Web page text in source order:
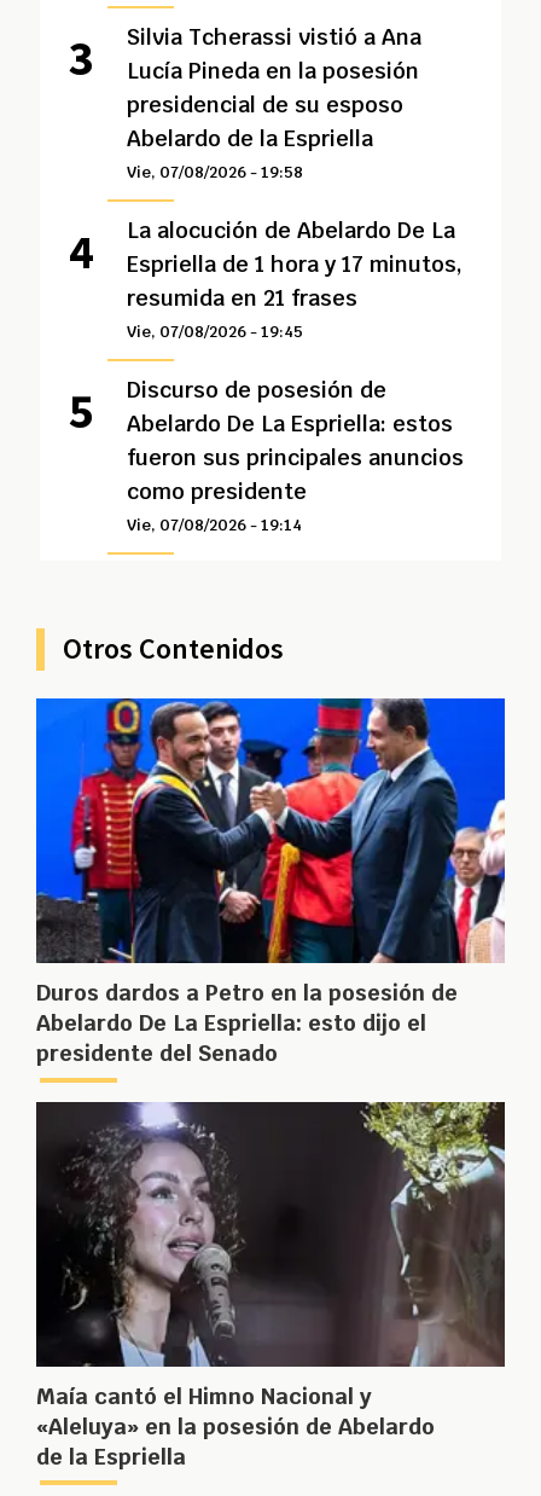
Silvia Tcherassi vistió a Ana
Lucía Pineda en la posesión
presidencial de su esposo
Abelardo de la Espriella
Vie, 07/08/2026 - 19:58
La alocución de Abelardo De La
Espriella de 1 hora y 17 minutos,
resumida en 21 frases
Vie, 07/08/2026 - 19:45
Discurso de posesión de
Abelardo De La Espriella: estos
fueron sus principales anuncios
como presidente
Vie, 07/08/2026 - 19:14
Otros Contenidos
Duros dardos a Petro en la posesión de
Abelardo De La Espriella: esto dijo el
presidente del Senado
Maía cantó el Himno Nacional y
«Aleluya» en la posesión de Abelardo
de la Espriella